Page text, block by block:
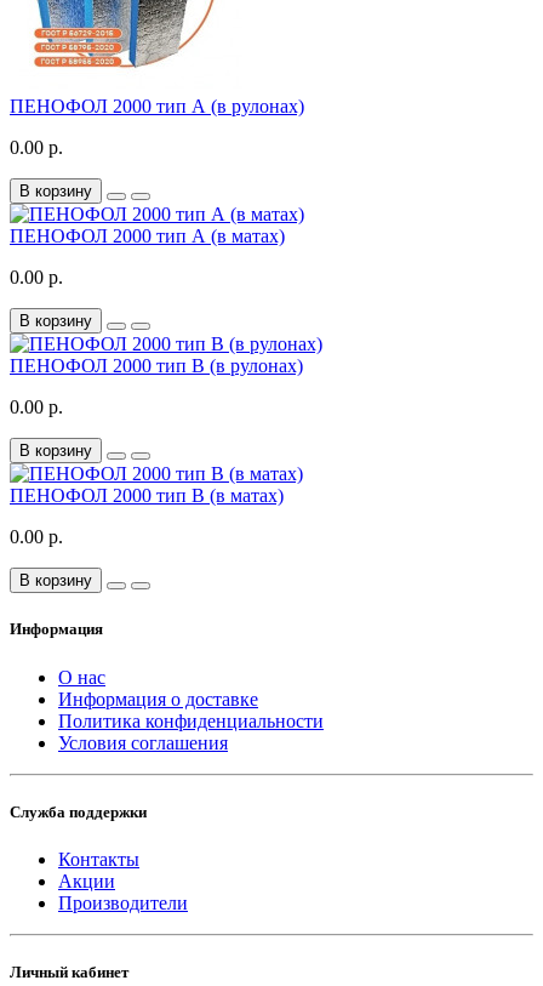
ПЕНОФОЛ 2000 тип А (в рулонах)
0.00 р.
В корзину
ПЕНОФОЛ 2000 тип А (в матах)
0.00 р.
В корзину
ПЕНОФОЛ 2000 тип B (в рулонах)
0.00 р.
В корзину
ПЕНОФОЛ 2000 тип B (в матах)
0.00 р.
В корзину
Информация
О нас
Информация о доставке
Политика конфиденциальности
Условия соглашения
Служба поддержки
Контакты
Акции
Производители
Личный кабинет